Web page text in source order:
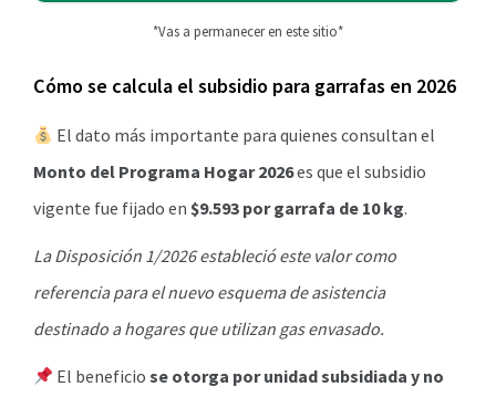
*Vas a permanecer en este sitio*
Cómo se calcula el subsidio para garrafas en 2026
El dato más importante para quienes consultan el
Monto del Programa Hogar 2026es que el subsidio
vigente fue fijado en $9.593 por garrafa de 10 kg.
La Disposición 1/2026 estableció este valor como
referencia para el nuevo esquema de asistencia
destinado a hogares que utilizan gas envasado.
El beneficiose otorga por unidad subsidiada y no